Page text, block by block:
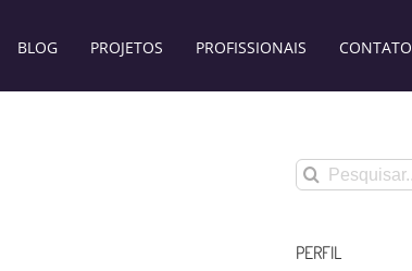
BLOG PROJETOS PROFISSIONAIS CONTATO
Buscar
resultados
PERFIL